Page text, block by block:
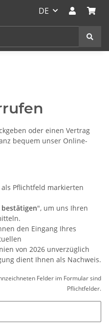
DE
oder einen Vertrag
bequem unser Online-
Pflichtfeld markierten
", um uns Ihren
den Eingang Ihres
von 2026 unverzüglich
dient Ihnen als Nachweis.
Felder im Formular sind
Pflichtfelder.